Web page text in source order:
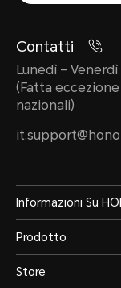
Contatti
Lunedì –
(Fatta
nazionali)
Informazioni Su
Prodotto
Store